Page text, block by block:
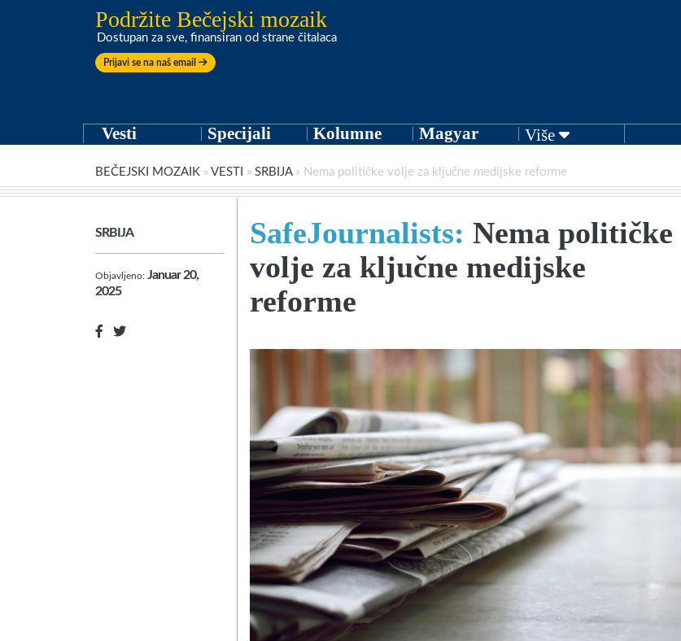
Podržite Bečejski mozaik
Dostupan za sve, finansiran od strane čitalaca
Prijavi se na naš email
Vesti Specijali Kolumne Magyar Više
BEČEJSKI MOZAIK » VESTI » SRBIJA» Nema političke volje za ključne medijske reforme
SRBIJA
Objavljeno: Januar 20,
2025
SafeJournalists: Nema političke
volje za ključne medijske
reforme